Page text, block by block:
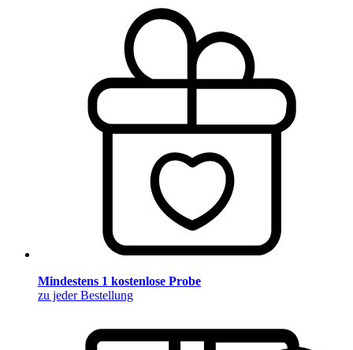
Mindestens 1 kostenlose Probe
zu jeder Bestellung